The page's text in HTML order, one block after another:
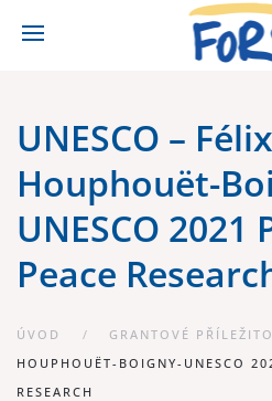
UNESCO – Félix
Houphouët-
UNESCO 2021
Peace
ÚVOD GRANTOVÉ
HOUPHOUËT-BOIGNY-UNESCO
RESEARCH